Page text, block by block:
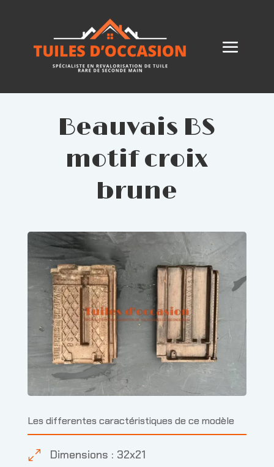
Beauvais BS
motif croix
brune
Les differentes caractéristiques de ce modèle
0 Dimensions : 32x21